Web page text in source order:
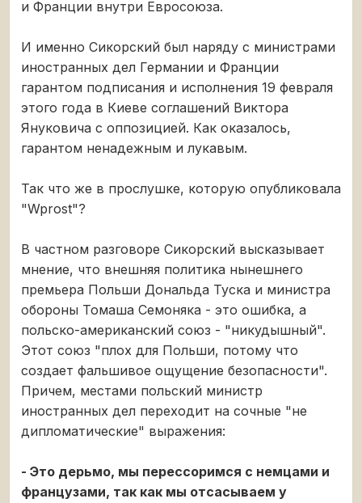
и Франции внутри Евросоюза.
И именно Сикорский был наряду с министрами
иностранных дел Германии и Франции
гарантом подписания и исполнения 19 февраля
этого года в Киеве соглашений Виктора
Януковича с оппозицией. Как оказалось,
гарантом ненадежным и лукавым.
Так что же в прослушке, которую опубликовала
"Wprost"?
В частном разговоре Сикорский высказывает
мнение, что внешняя политика нынешнего
премьера Польши Дональда Туска и министра
обороны Томаша Семоняка - это ошибка, а
польско-американский союз - "никудышный".
Этот союз "плох для Польши, потому что
создает фальшивое ощущение безопасности".
Причем, местами польский министр
иностранных дел переходит на сочные "не
дипломатические" выражения:
- Это дерьмо, мы перессоримся с немцами и
французами, так как мы отсасываем у